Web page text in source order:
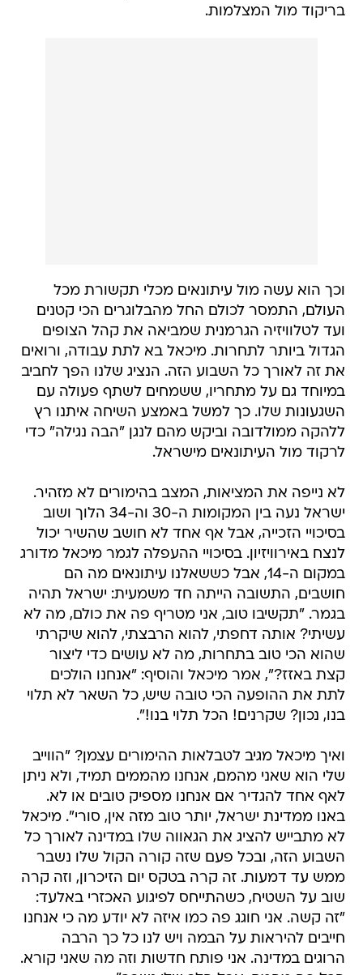
בריקוד מול המצלמות.
וכך הוא עשה מול עיתונאים מכלי תקשורת מכל
העולם, התמסר לכולם החל מהבלוגרים הכי קטנים
ועד לטלוויזיה הגרמנית שמביאה את קהל הצופים
הגדול ביותר לתחרות. מיכאל בא לתת עבודה, ורואים
את זה לאורך כל השבוע הזה. הנציג שלנו הפך לחביב
במיוחד גם על מתחריו, ששמחים לשתף פעולה עם
השגעונות שלו. כך למשל באמצע השיחה איתנו רץ
ללהקה ממולדובה וביקש מהם לנגן "הבה נגילה" כדי
לרקוד מול העיתונאים מישראל.
לא נייפה את המציאות, המצב בהימורים לא מזהיר.
ישראל נעה בין המקומות ה-30 וה-34 הלוך ושוב
בסיכויי הזכייה, אבל אף אחד לא חושב שהשיר יכול
לנצח באירוויזיון. בסיכויי ההעפלה לגמר מיכאל מדורג
במקום ה-14, אבל כששאלנו עיתונאים מה הם
חושבים, התשובה הייתה חד משמעית: ישראל תהיה
בגמר. "תקשיבו טוב, אני מטריף פה את כולם, מה לא
עשיתי? אותה דחפתי, להוא הרבצתי, להוא שיקרתי
שהוא הכי טוב בתחרות, מה לא עושים כדי ליצור
קצת באזז?", אמר מיכאל והוסיף: "אנחנו הולכים
לתת את ההופעה הכי טובה שיש, כל השאר לא תלוי
בנו, נכון? שקרנים! הכל תלוי בנו!".
ואיך מיכאל מגיב לטבלאות ההימורים עצמן? "הווייב
שלי הוא שאני מהמם, אנחנו מהממים תמיד, ולא ניתן
לאף אחד להגדיר אם אנחנו מספיק טובים או לא.
באנו ממדינת ישראל, יותר טוב מזה אין, סורי". מיכאל
לא מתבייש להציג את הגאווה שלו במדינה לאורך כל
השבוע הזה, ובכל פעם שזה קורה הקול שלו נשבר
ממש עד דמעות. זה קרה בטקס יום הזיכרון, וזה קרה
שוב על השטיח, כשהתייחס לפיגוע האכזרי באלעד:
"זה קשה. אני חוגג פה כמו איזה לא יודע מה כי אנחנו
חייבים להיראות על הבמה ויש לנו כל כך הרבה
הרוגים במדינה. אני פותח חדשות וזה מה שאני קורא.